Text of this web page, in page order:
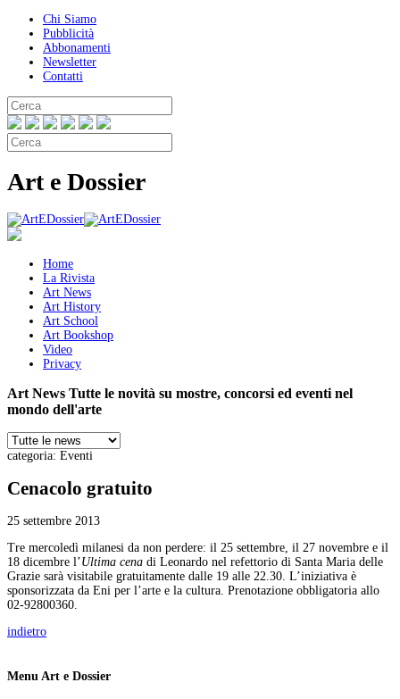
Chi Siamo
Pubblicità
Abbonamenti
Newsletter
Contatti
Art e Dossier
Home
La Rivista
Art News
Art History
Art School
Art Bookshop
Video
Privacy
Art News Tutte le novità su mostre, concorsi ed eventi nel
mondo dell'arte
categoria: Eventi
Cenacolo gratuito
25 settembre 2013
Tre mercoledì milanesi da non perdere: il 25 settembre, il 27 novembre e il
18 dicembre l’Ultima cena di Leonardo nel refettorio di Santa Maria delle
Grazie sarà visitabile gratuitamente dalle 19 alle 22.30. L’iniziativa è
sponsorizzata da Eni per l’arte e la cultura. Prenotazione obbligatoria allo
02-92800360.
indietro
Menu Art e Dossier